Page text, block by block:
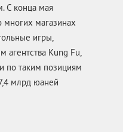
С конца мая
магазинах
игры,
агентства Kung Fu,
по таким позициям
млрд юаней